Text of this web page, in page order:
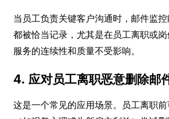
当员工负责关键客户沟通时，邮件监
都被恰当记录，尤其是在员工离职或
服务的连续性和质量不受影响。
4. 应对员工离职恶意删除邮
这是一个常见的应用场景。员工离职